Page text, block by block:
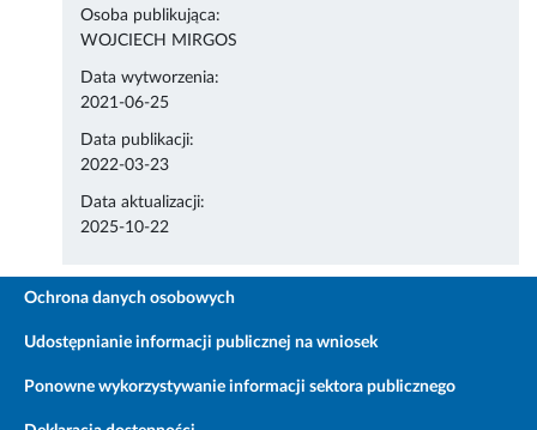
Osoba publikująca:
WOJCIECH MIRGOS
Data wytworzenia:
2021-06-25
Data publikacji:
2022-03-23
Data aktualizacji:
2025-10-22
Ochrona danych osobowych
Udostępnianie informacji publicznej na wniosek
Ponowne wykorzystywanie informacji sektora publicznego